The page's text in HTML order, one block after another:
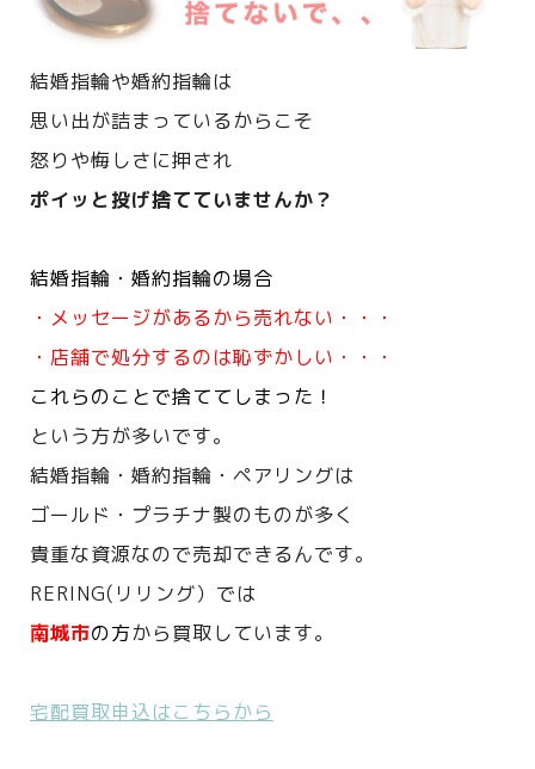
結婚指輪や婚約指輪は
思い出が詰まっているからこそ
怒りや悔しさに押され
ポイッと投げ捨てていませんか？
結婚指輪・婚約指輪の場合
・メッセージがあるから売れない・・・
・店舗で処分するのは恥ずかしい・・・
これらのことで捨ててしまった！
という方が多いです。
結婚指輪・婚約指輪・ペアリングは
ゴールド・プラチナ製のものが多く
貴重な資源なので売却できるんです。
RERING(リリング）では
南城市の方から買取しています。
宅配買取申込はこちらから